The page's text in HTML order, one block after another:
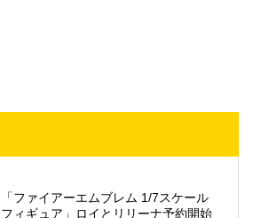
「ファイアーエムブレム 1/7スケール
フィギュア」ロイとリリーナ予約開始